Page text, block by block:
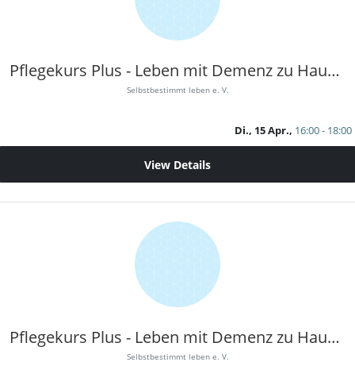
Pflegekurs Plus - Leben mit Demenz zu Hause 2
Selbstbestimmt leben e. V.
Di., 15 Apr., 16:00 - 18:00
View Details
Pflegekurs Plus - Leben mit Demenz zu Hause 2
Selbstbestimmt leben e. V.